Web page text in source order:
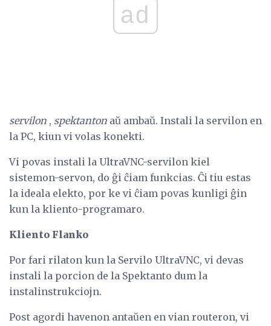
ad
servilon , spektanton aŭ ambaŭ. Instali la servilon en
la PC, kiun vi volas konekti.
Vi povas instali la UltraVNC-servilon kiel
sistemon-servon, do ĝi ĉiam funkcias. Ĉi tiu estas
la ideala elekto, por ke vi ĉiam povas kunligi ĝin
kun la kliento-programaro.
Kliento Flanko
Por fari rilaton kun la Servilo UltraVNC, vi devas
instali la porcion de la Spektanto dum la
instalinstrukciojn.
Post agordi havenon antaŭen en vian routeron, vi